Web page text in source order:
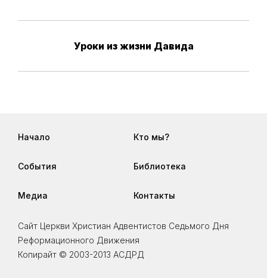
Уроки из жизни Давида
Начало Кто мы?
События Библиотека
Медиа Контакты
Сайт Церкви Христиан Адвентистов Седьмого Дня
Реформационного Движения
Копирайт © 2003-2013 АСДРД